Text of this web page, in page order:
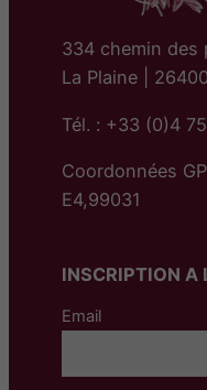
334 chemin des
La Plaine |
Tél. : +33 (0)4
Coordonnées
E4,99031
INSCRIPTION A
Email